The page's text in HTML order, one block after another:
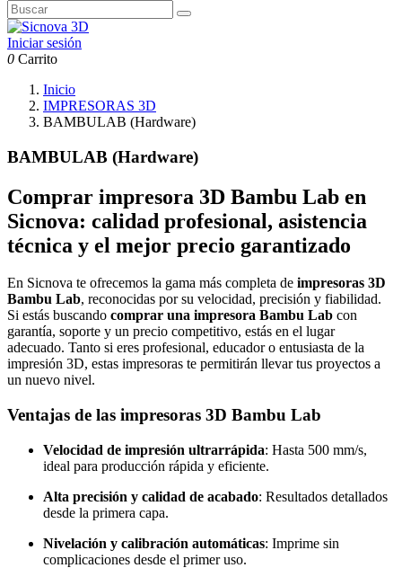
Iniciar sesión
0 Carrito
Inicio
IMPRESORAS 3D
BAMBULAB (Hardware)
BAMBULAB (Hardware)
Comprar impresora 3D Bambu Lab en
Sicnova: calidad profesional, asistencia
técnica y el mejor precio garantizado
En Sicnova te ofrecemos la gama más completa de impresoras 3D
Bambu Lab, reconocidas por su velocidad, precisión y fiabilidad.
Si estás buscando comprar una impresora Bambu Lab con
garantía, soporte y un precio competitivo, estás en el lugar
adecuado. Tanto si eres profesional, educador o entusiasta de la
impresión 3D, estas impresoras te permitirán llevar tus proyectos a
un nuevo nivel.
Ventajas de las impresoras 3D Bambu Lab
Velocidad de impresión ultrarrápida: Hasta 500 mm/s,
ideal para producción rápida y eficiente.
Alta precisión y calidad de acabado: Resultados detallados
desde la primera capa.
Nivelación y calibración automáticas: Imprime sin
complicaciones desde el primer uso.